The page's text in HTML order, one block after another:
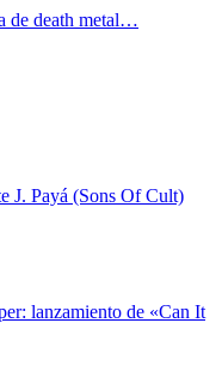
de death metal…
J. Payá (Sons Of Cult)
lanzamiento de «Can It